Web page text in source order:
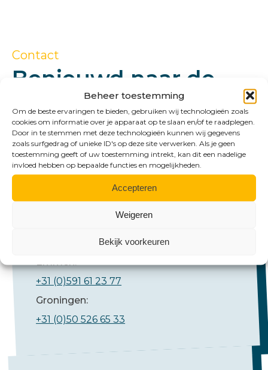
Beheer toestemming
Om de beste ervaringen te bieden, gebruiken wij technologieën zoals
cookies om informatie over je apparaat op te slaan en/of te raadplegen.
Door in te stemmen met deze technologieën kunnen wij gegevens
zoals surfgedrag of unieke ID's op deze site verwerken. Als je geen
toestemming geeft of uw toestemming intrekt, kan dit een nadelige
invloed hebben op bepaalde functies en mogelijkheden.
Accepteren
Weigeren
Bekijk voorkeuren
Contact
Benieuwd naar de
mogelijkheden?
Emmen:
+31 (0)591 61 23 77
Groningen:
+31 (0)50 526 65 33